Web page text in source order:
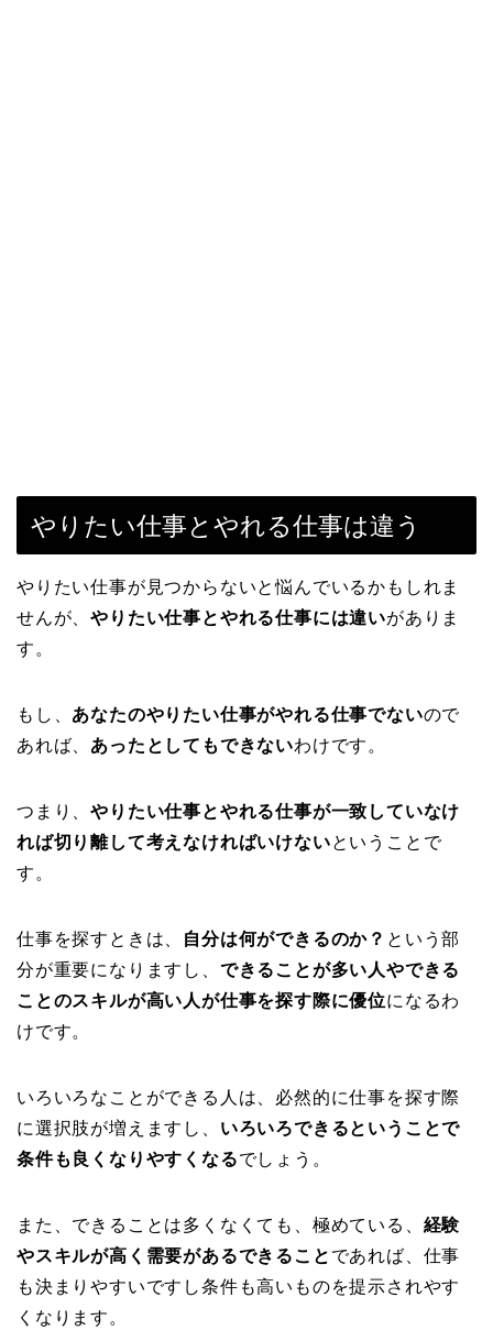
やりたい仕事とやれる仕事は違う
やりたい仕事が見つからないと悩んでいるかもしれま
せんが、やりたい仕事とやれる仕事には違いがありま
す。
もし、 あなたのやりたい仕事がやれる仕事でないので
あれば、 あったとしてもできないわけです。
つまり、やりたい仕事とやれる仕事が一致していなけ
れば切り離して考えなければいけないということで
す。
仕事を探すときは、 自分は何ができるのか？ という部
分が重要になりますし、 できることが多い人やできる
ことのスキルが高い人が仕事を探す際に優位になるわ
けです。
いろいろなことができる人は、必然的に仕事を探す際
に選択肢が増えますし、 いろいろできるということで
条件も良くなりやすくなるでしょう。
また、できることは多くなくても、極めている、 経験
やスキルが高く需要があるできること であれば、仕事
も決まりやすいですし条件も高いものを提示されやす
くなります。